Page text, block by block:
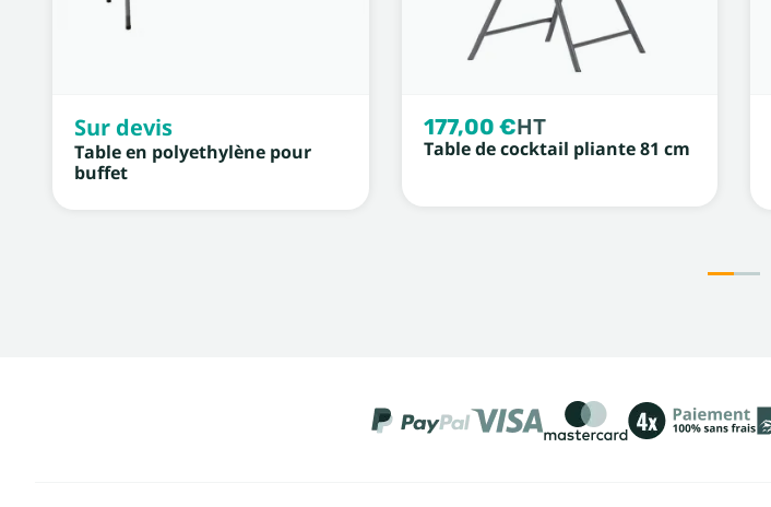
Sur devis
Table en polyethylène pour
buffet
177,00 €HT
Table de cocktail pliante 81 cm